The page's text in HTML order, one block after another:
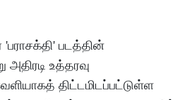
படத்தின்
உத்தரவு
திட்டமிடப்பட்டுள்ள